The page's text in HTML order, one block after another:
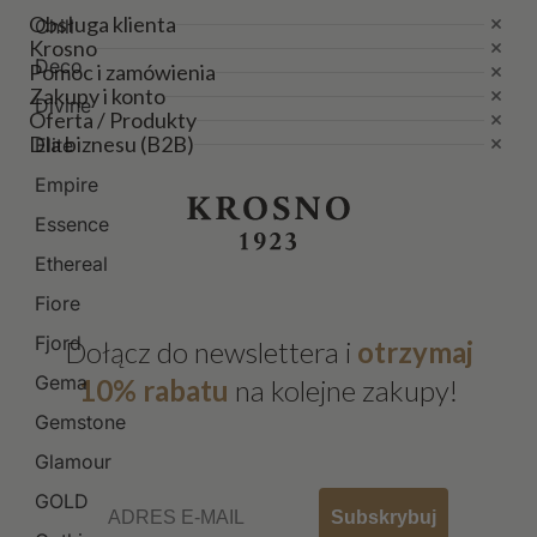
Chill
Deco
Divine
Elite
Empire
Essence
Ethereal
Fiore
Fjord
Gema
Gemstone
Glamour
GOLD
Obsługa klienta
Krosno
Pomoc i zamówienia
Zakupy i konto
Oferta / Produkty
Dla biznesu (B2B)
Dołącz do newslettera i otrzymaj
10% rabatu na kolejne zakupy!
Subskrybuj